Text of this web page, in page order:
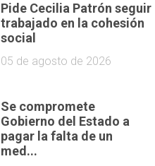
Pide Cecilia Patrón seguir
trabajado en la cohesión
social
05 de agosto de 2026
Se compromete
Gobierno del Estado a
pagar la falta de un
med...